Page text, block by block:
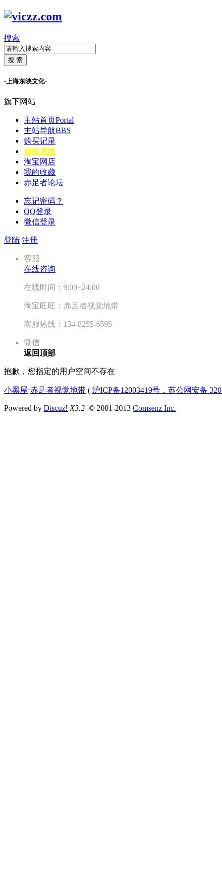
搜索
搜 索
-上海东映文化-
旗下网站
主站首页Portal
主站导航BBS
购买记录
自动充值
淘宝网店
我的收藏
赤足者论坛
忘记密码？
QQ登录
微信登录
登陆 注册
客服
在线咨询
在线时间：9:00~24:00
淘宝旺旺：赤足者视觉地带
客服热线：134-8255-6595
微信
返回顶部
抱歉，您指定的用户空间不存在
小黑屋⋅赤足者视觉地带 ( 沪ICP备12003419号，苏公网安备
Powered by Discuz! X3.2 © 2001-2013 Comsenz Inc.